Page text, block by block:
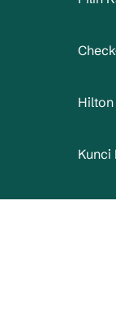
Kunci